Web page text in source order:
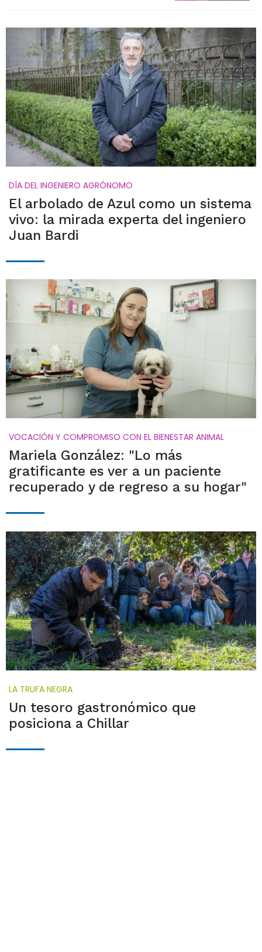
DÍA DEL INGENIERO AGRÓNOMO
El arbolado de Azul como un sistema
vivo: la mirada experta del ingeniero
Juan Bardi
VOCACIÓN Y COMPROMISO CON EL BIENESTAR ANIMAL
Mariela González: "Lo más
gratificante es ver a un paciente
recuperado y de regreso a su hogar"
LA TRUFA NEGRA
Un tesoro gastronómico que
posiciona a Chillar